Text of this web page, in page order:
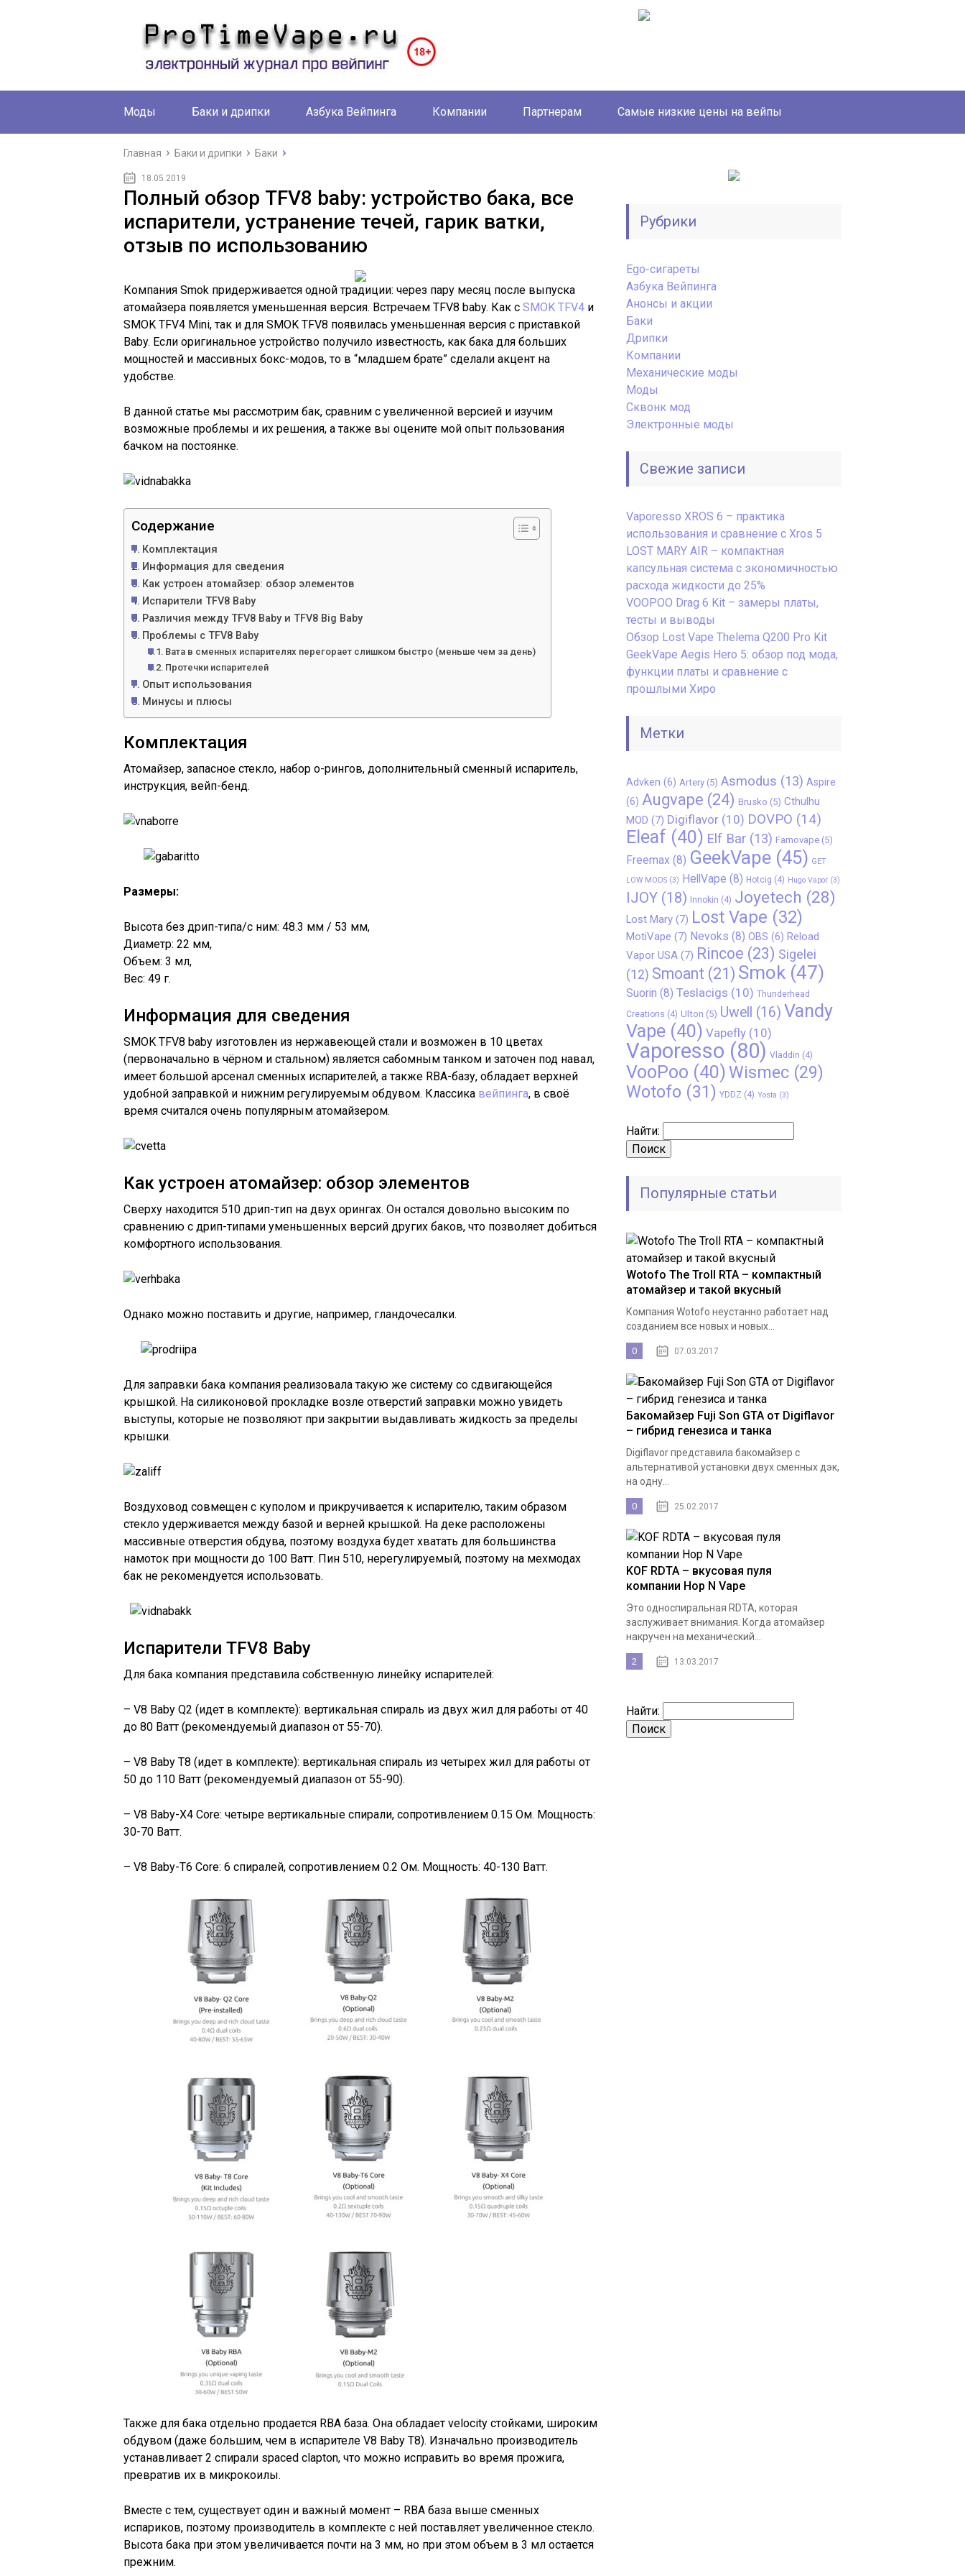
Моды Баки и дрипки Азбука Вейпинга Компании Партнерам Самые низкие цены на вейпы
Главная Баки и дрипки Баки
18.05.2019
Полный обзор TFV8 baby: устройство бака, все
испарители, устранение течей, гарик ватки,
отзыв по использованию
Компания Smok придерживается одной традиции: через пару месяц после выпуска
атомайзера появляется уменьшенная версия. Встречаем TFV8 baby. Как с SMOK TFV4 и
SMOK TFV4 Mini, так и для SMOK TFV8 появилась уменьшенная версия с приставкой
Baby. Если оригинальное устройство получило известность, как бака для больших
мощностей и массивных бокс-модов, то в “младшем брате” сделали акцент на
удобстве.
В данной статье мы рассмотрим бак, сравним с увеличенной версией и изучим
возможные проблемы и их решения, а также вы оцените мой опыт пользования
бачком на постоянке.
Содержание
Комплектация
Информация для сведения
Как устроен атомайзер: обзор элементов
Испарители TFV8 Baby
Различия между TFV8 Baby и TFV8 Big Baby
Проблемы с TFV8 Baby
Вата в сменных испарителях перегорает слишком быстро (меньше чем за день)
Протечки испарителей
Опыт использования
Минусы и плюсы
Комплектация
Атомайзер, запасное стекло, набор о-рингов, дополнительный сменный испаритель,
инструкция, вейп-бенд.
Размеры:
Высота без дрип-типа/с ним: 48.3 мм / 53 мм,
Диаметр: 22 мм,
Объем: 3 мл,
Вес: 49 г.
Информация для сведения
SMOK TFV8 baby изготовлен из нержавеющей стали и возможен в 10 цветах
(первоначально в чёрном и стальном) является сабомным танком и заточен под навал,
имеет большой арсенал сменных испарителей, а также RBA-базу, обладает верхней
удобной заправкой и нижним регулируемым обдувом. Классика вейпинга, в своё
время считался очень популярным атомайзером.
Как устроен атомайзер: обзор элементов
Сверху находится 510 дрип-тип на двух орингах. Он остался довольно высоким по
сравнению с дрип-типами уменьшенных версий других баков, что позволяет добиться
комфортного использования.
Однако можно поставить и другие, например, гландочесалки.
Для заправки бака компания реализовала такую же систему со сдвигающейся
крышкой. На силиконовой прокладке возле отверстий заправки можно увидеть
выступы, которые не позволяют при закрытии выдавливать жидкость за пределы
крышки.
Воздуховод совмещен с куполом и прикручивается к испарителю, таким образом
стекло удерживается между базой и верней крышкой. На деке расположены
массивные отверстия обдува, поэтому воздуха будет хватать для большинства
намоток при мощности до 100 Ватт. Пин 510, нерегулируемый, поэтому на мехмодах
бак не рекомендуется использовать.
Испарители TFV8 Baby
Для бака компания представила собственную линейку испарителей:
– V8 Baby Q2 (идет в комплекте): вертикальная спираль из двух жил для работы от 40
до 80 Ватт (рекомендуемый диапазон от 55-70).
– V8 Baby T8 (идет в комплекте): вертикальная спираль из четырех жил для работы от
50 до 110 Ватт (рекомендуемый диапазон от 55-90).
– V8 Baby-X4 Core: четыре вертикальные спирали, сопротивлением 0.15 Ом. Мощность:
30-70 Ватт.
– V8 Baby-T6 Core: 6 спиралей, сопротивлением 0.2 Ом. Мощность: 40-130 Ватт.
Также для бака отдельно продается RBA база. Она обладает velocity стойками, широким
обдувом (даже большим, чем в испарителе V8 Baby T8). Изначально производитель
устанавливает 2 спирали spaced clapton, что можно исправить во время прожига,
превратив их в микрокоилы.
Вместе с тем, существует один и важный момент – RBA база выше сменных
испариков, поэтому производитель в комплекте с ней поставляет увеличенное стекло.
Высота бака при этом увеличивается почти на 3 мм, но при этом объем в 3 мл остается
прежним.
Рубрики
Ego-сигареты
Азбука Вейпинга
Анонсы и акции
Баки
Дрипки
Компании
Механические моды
Моды
Сквонк мод
Электронные моды
Свежие записи
Vaporesso XROS 6 – практика
использования и сравнение с Xros 5
LOST MARY AIR – компактная
капсульная система с экономичностью
расхода жидкости до 25%
VOOPOO Drag 6 Kit – замеры платы,
тесты и выводы
Обзор Lost Vape Thelema Q200 Pro Kit
GeekVape Aegis Hero 5: обзор под мода,
функции платы и сравнение с
прошлыми Хиро
Метки
Advken (6) Artery (5) Asmodus (13) Aspire
(6) Augvape (24) Brusko (5) Cthulhu
MOD (7) Digiflavor (10) DOVPO (14)
Eleaf (40) Elf Bar (13) Famovape (5)
Freemax (8) GeekVape (45) GET
LOW MODS (3) HellVape (8) Hotcig (4) Hugo Vapor (3)
IJOY (18) Innokin (4) Joyetech (28)
Lost Mary (7) Lost Vape (32)
MotiVape (7) Nevoks (8) OBS (6) Reload
Vapor USA (7) Rincoe (23) Sigelei
(12) Smoant (21) Smok (47)
Suorin (8) Teslacigs (10) Thunderhead
Creations (4) Ulton (5) Uwell (16) Vandy
Vape (40) Vapefly (10)
Vaporesso (80) Vladdin (4)
VooPoo (40) Wismec (29)
Wotofo (31) YDDZ (4) Yosta (3)
Найти:
Популярные статьи
Wotofo The Troll RTA – компактный
атомайзер и такой вкусный
Компания Wotofo неустанно работает над
созданием все новых и новых...
0 07.03.2017
Бакомайзер Fuji Son GTA от Digiflavor
– гибрид генезиса и танка
Digiflavor представила бакомайзер с
альтернативой установки двух сменных дэк,
на одну...
0 25.02.2017
KOF RDTA – вкусовая пуля
компании Hop N Vape
Это односпиральная RDTA, которая
заслуживает внимания. Когда атомайзер
накручен на механический...
2 13.03.2017
Найти: